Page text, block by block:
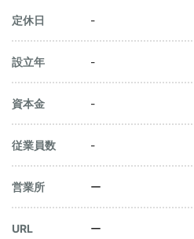
資本金 -
従業員数 -
営業所 ー
定休日 -
URL ー
設立年 -